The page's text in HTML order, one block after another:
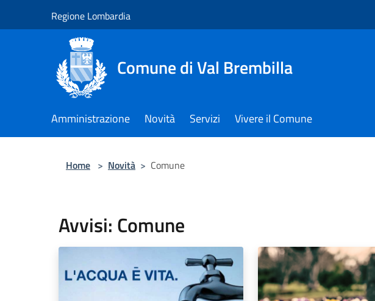
Regione Lombardia
Comune di Val Brembilla
Amministrazione Novità Servizi Vivere il Comune
Home > Novità > Comune
Avvisi: Comune